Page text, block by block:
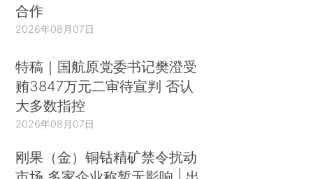
合作
2026年08月07日
特稿｜国航原党委书记樊澄受
贿3847万元二审待宣判 否认
大多数指控
2026年08月07日
刚果（金）铜钴精矿禁令扰动